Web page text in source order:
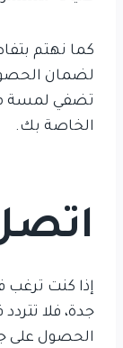
كما نهتم
لضمان
تضفي لمسة
الخاصة بك.
إذا كنت
جدة، فلا
الحصول على